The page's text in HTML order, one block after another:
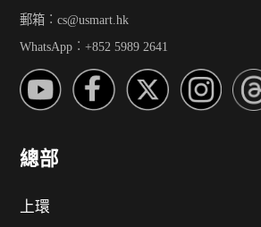
郵箱︰cs@usmart.hk
WhatsApp︰+852 5989 2641
總部
上環